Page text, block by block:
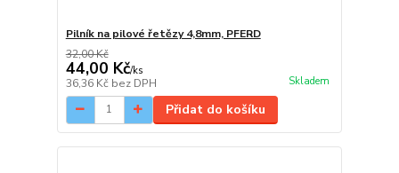
Pilník na pilové řetězy 4,8mm, PFERD
32,00 Kč
44,00 Kč/ks
36,36 Kč bez DPH Skladem
Přidat do košíku